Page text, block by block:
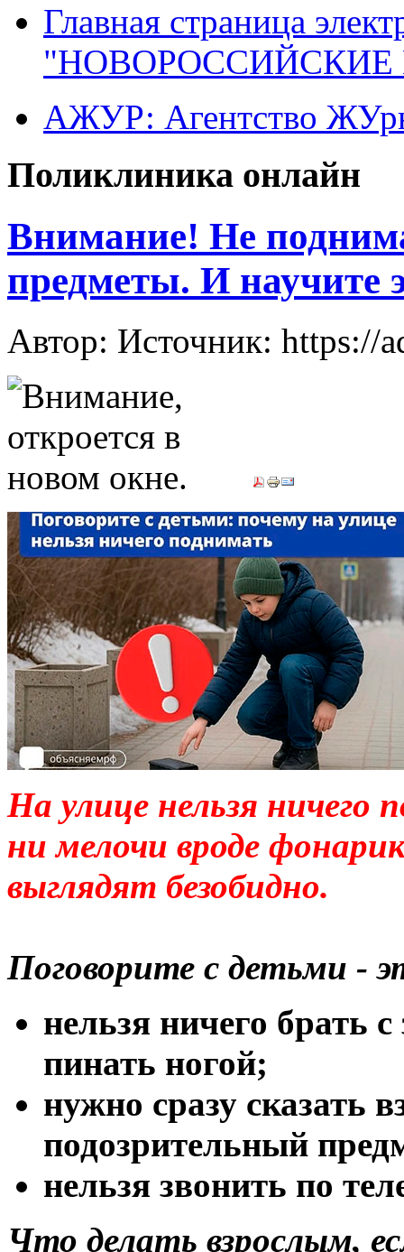
Главная страница
"НОВОРОССИЙСКИЕ
АЖУР: Агентство
Поликлиника онлайн
Внимание! Не
предметы. И научите
Автор: Источник: https://
На улице нельзя ничего
ни мелочи вроде
выглядят безобидно.
Поговорите с детьми -
нельзя ничего брать
пинать ногой;
нужно сразу сказать
подозрительный
нельзя звонить по
Что делать взрослым,